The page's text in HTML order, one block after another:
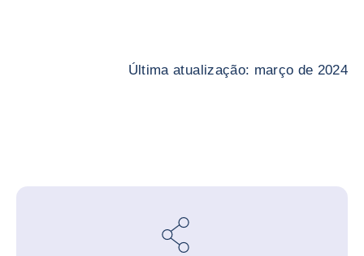
Última atualização: março de 2024